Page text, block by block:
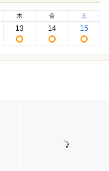
木
13
金
14
土
15